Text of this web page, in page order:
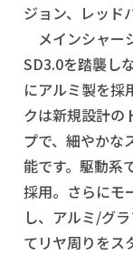
ジョン、レッド
メインシャー
SD3.0を踏襲し
にアルミ製を採
クは新規設計の
プで、細やかな
能です。駆動系
採用。さらにモ
し、アルミ/グ
てリヤ周りをス